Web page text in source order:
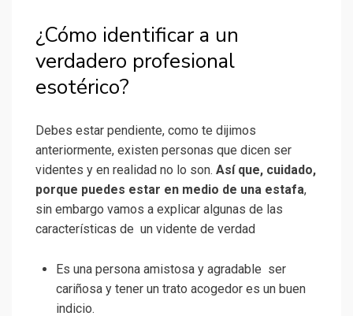
¿Cómo identificar a un
verdadero profesional
esotérico?
Debes estar pendiente, como te dijimos
anteriormente, existen personas que dicen ser
videntes y en realidad no lo son. Así que, cuidado,
porque puedes estar en medio de una estafa,
sin embargo vamos a explicar algunas de las
características de un vidente de verdad
Es una persona amistosa y agradable ser
cariñosa y tener un trato acogedor es un buen
indicio.